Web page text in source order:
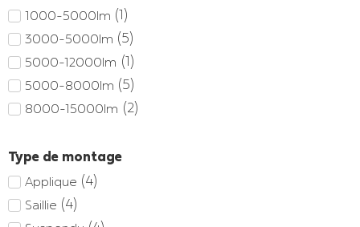
1000-5000lm (1)
3000-5000lm (5)
5000-12000lm (1)
5000-8000lm (5)
8000-15000lm (2)
Type de montage
Applique (4)
Saillie (4)